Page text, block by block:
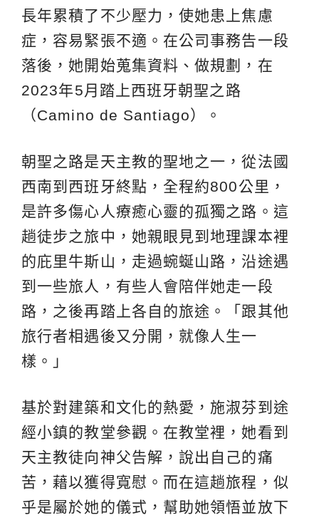
長年累積了不少壓力，使她患上焦慮
症，容易緊張不適。在公司事務告一段
落後，她開始蒐集資料、做規劃，在
2023年5月踏上西班牙朝聖之路
（Camino de Santiago）。
朝聖之路是天主教的聖地之一，從法國
西南到西班牙終點，全程約800公里，
是許多傷心人療癒心靈的孤獨之路。這
趟徒步之旅中，她親眼見到地理課本裡
的庇里牛斯山，走過蜿蜒山路，沿途遇
到一些旅人，有些人會陪伴她走一段
路，之後再踏上各自的旅途。「跟其他
旅行者相遇後又分開，就像人生一
樣。」
基於對建築和文化的熱愛，施淑芬到途
經小鎮的教堂參觀。在教堂裡，她看到
天主教徒向神父告解，說出自己的痛
苦，藉以獲得寬慰。而在這趟旅程，似
乎是屬於她的儀式，幫助她領悟並放下